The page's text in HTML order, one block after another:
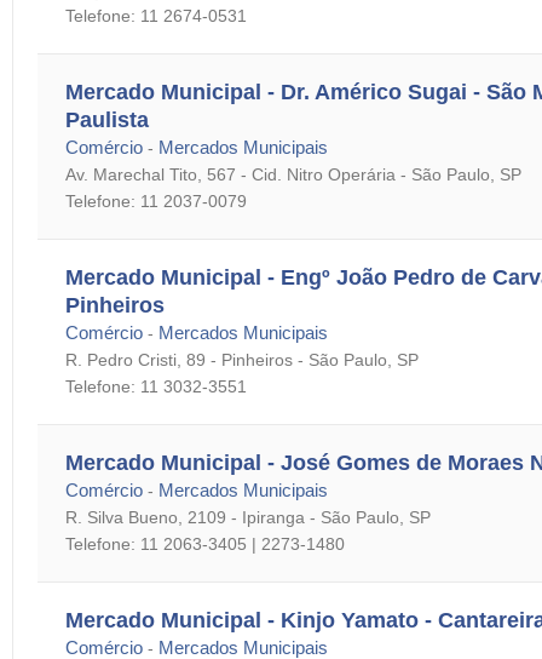
Telefone: 11 2674-0531
Mercado Municipal - Dr. Américo Sugai - São
Paulista
Comércio - Mercados Municipais
Av. Marechal Tito, 567 - Cid. Nitro Operária - São Paulo, SP
Telefone: 11 2037-0079
Mercado Municipal - Engº João Pedro de
Pinheiros
Comércio - Mercados Municipais
R. Pedro Cristi, 89 - Pinheiros - São Paulo, SP
Telefone: 11 3032-3551
Mercado Municipal - José Gomes de Moraes
Comércio - Mercados Municipais
R. Silva Bueno, 2109 - Ipiranga - São Paulo, SP
Telefone: 11 2063-3405 | 2273-1480
Mercado Municipal - Kinjo Yamato -
Comércio - Mercados Municipais